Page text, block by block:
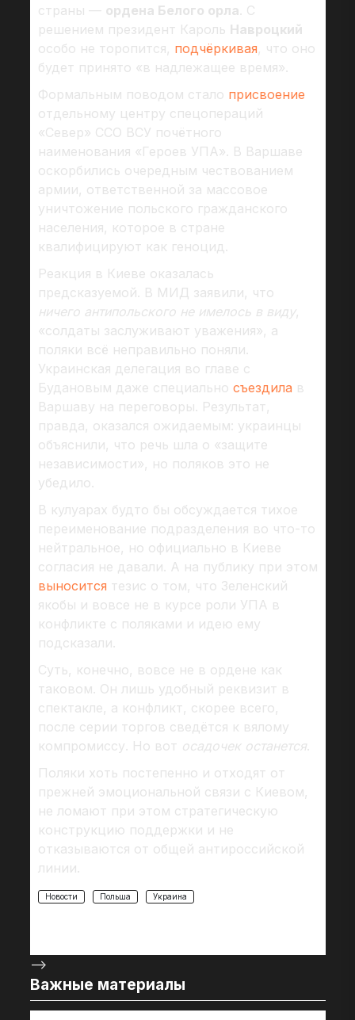
страны — ордена Белого орла. С
решением президент Кароль Навроцкий
особо не торопится, подчёркивая, что оно
будет принято «в надлежащее время».
Формальным поводом стало присвоение
отдельному центру спецопераций
«Север» ССО ВСУ почётного
наименования «Героев УПА». В Варшаве
оскорбились очередным чествованием
армии, ответственной за массовое
уничтожение польского гражданского
населения, которое в стране
квалифицируют как геноцид.
Реакция в Киеве оказалась
предсказуемой. В МИД заявили, что
ничего антипольского не имелось в виду,
«солдаты заслуживают уважения», а
поляки всё неправильно поняли.
Украинская делегация во главе с
Будановым даже специально съездила в
Варшаву на переговоры. Результат,
правда, оказался ожидаемым: украинцы
объяснили, что речь шла о «защите
независимости», но поляков это не
убедило.
В кулуарах будто бы обсуждается тихое
переименование подразделения во что-то
нейтральное, но официально в Киеве
согласия не давали. А на публику при этом
выносится тезис о том, что Зеленский
якобы и вовсе не в курсе роли УПА в
конфликте с поляками и идею ему
подсказали.
Суть, конечно, вовсе не в ордене как
таковом. Он лишь удобный реквизит в
спектакле, а конфликт, скорее всего,
после серии торгов сведётся к вялому
компромиссу. Но вот осадочек останется.
Поляки хоть постепенно и отходят от
прежней эмоциональной связи с Киевом,
не ломают при этом стратегическую
конструкцию поддержки и не
отказываются от общей антироссийской
линии.
Новости Польша Украина
-->
Важные материалы